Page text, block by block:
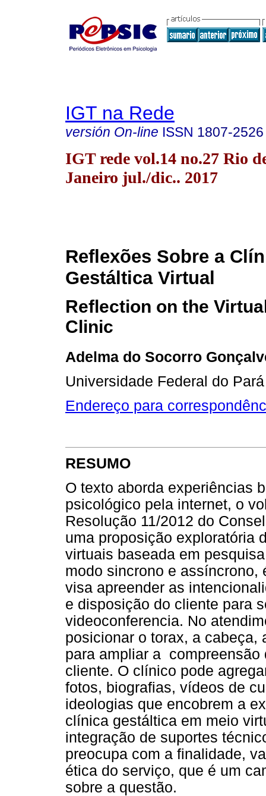
IGT na Rede
versión On-line ISSN 1807-2526
IGT rede vol.14 no.27 Rio
Janeiro jul./dic.. 2017
Reflexões Sobre a
Gestáltica Virtual
Reflection on the
Clinic
Adelma do Socorro
Universidade Federal do
Endereço para
RESUMO
O texto aborda experiências
psicológico pela internet, o
Resolução 11/2012 do
uma proposição exploratória
virtuais baseada em
modo sincrono e assíncrono,
visa apreender as
e disposição do cliente para
videoconferencia. No
posicionar o torax, a
para ampliar a
cliente. O clínico pode
fotos, biografias, vídeos de
ideologias que encobrem a
clínica gestáltica em meio
integração de suportes
preocupa com a finalidade,
ética do serviço, que é um
sobre a questão.